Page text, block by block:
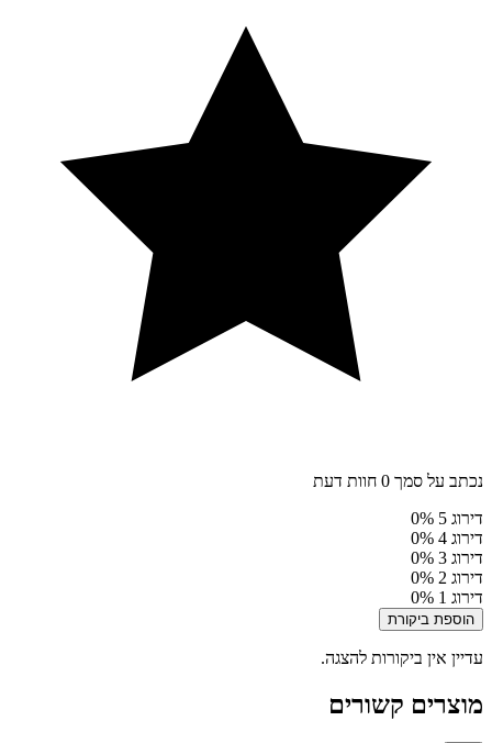
נכתב על סמך 0 חוות דעת
דירוג 5
0%
דירוג 4
0%
דירוג 3
0%
דירוג 2
0%
דירוג 1
0%
הוספת ביקורת
עדיין אין ביקורות להצגה.
מוצרים קשורים